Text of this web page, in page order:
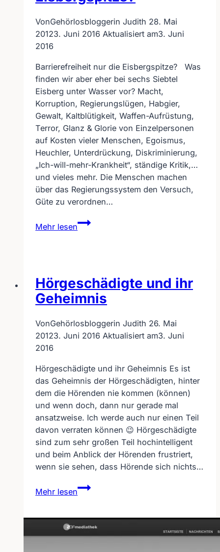
VonGehörlosbloggerin Judith 28. Mai
20123. Juni 2016 Aktualisiert am3. Juni
2016
Barrierefreiheit nur die Eisbergspitze? Was
finden wir aber eher bei sechs Siebtel
Eisberg unter Wasser vor? Macht,
Korruption, Regierungslügen, Habgier,
Gewalt, Kaltblütigkeit, Waffen-Aufrüstung,
Terror, Glanz & Glorie von Einzelpersonen
auf Kosten vieler Menschen, Egoismus,
Heuchler, Unterdrückung, Diskriminierung,
„Ich-will-mehr-Krankheit“, ständige Kritik,…
und vieles mehr. Die Menschen machen
über das Regierungssystem den Versuch,
Güte zu verordnen…
Mehr lesen
Barrierefreiheit
nur
Hörgeschädigte und ihr
Geheimnis
VonGehörlosbloggerin Judith 26. Mai
20123. Juni 2016 Aktualisiert am3. Juni
2016
Hörgeschädigte und ihr Geheimnis Es ist
das Geheimnis der Hörgeschädigten, hinter
dem die Hörenden nie kommen (können)
und wenn doch, dann nur gerade mal
ansatzweise. Ich werde auch nur einen Teil
davon verraten können 😉 Hörgeschädigte
sind zum sehr großen Teil hochintelligent
und beim Anblick der Hörenden frustriert,
wenn sie sehen, dass Hörende sich nichts…
Mehr lesen
Hörgeschädigte
und
Geheimnis